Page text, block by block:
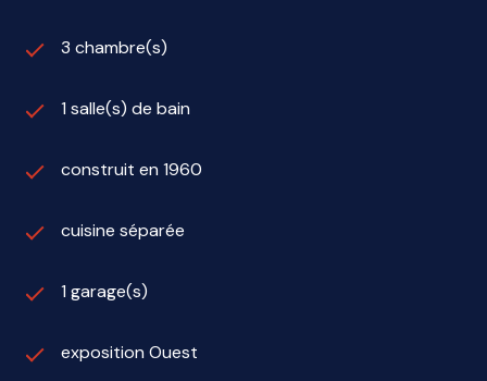
3 chambre(s)
1 salle(s) de bain
construit en 1960
cuisine séparée
1 garage(s)
exposition Ouest